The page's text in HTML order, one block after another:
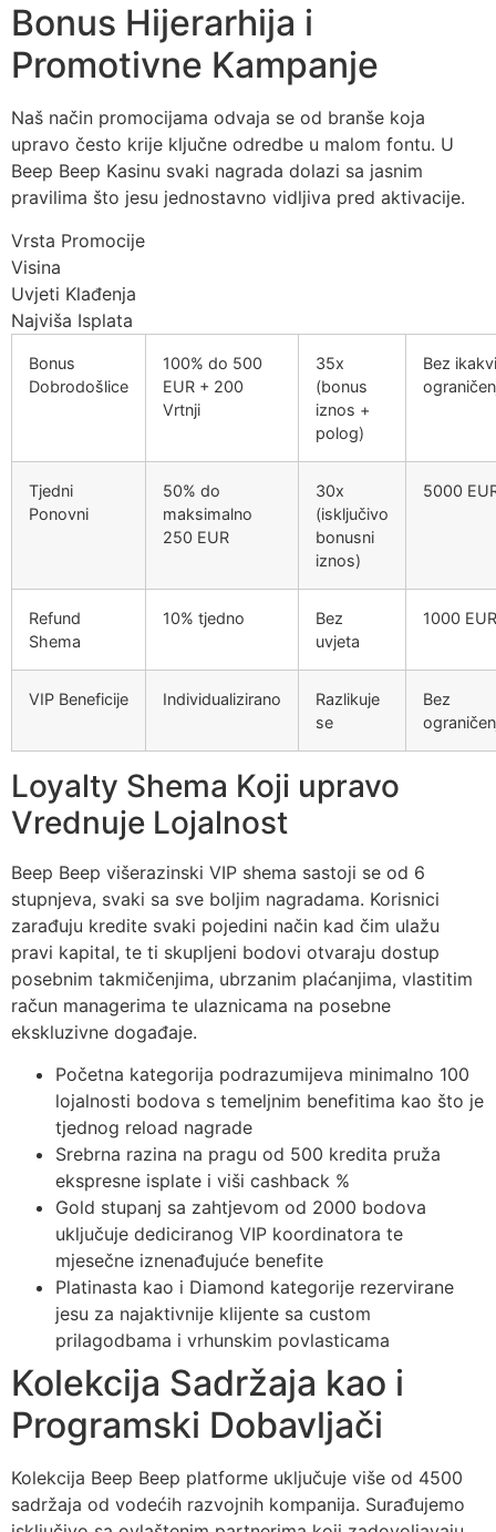
Bonus Hijerarhija i
Promotivne Kampanje
Naš način promocijama odvaja se od branše koja
upravo često krije ključne odredbe u malom fontu. U
Beep Beep Kasinu svaki nagrada dolazi sa jasnim
pravilima što jesu jednostavno vidljiva pred aktivacije.
Vrsta Promocije
Visina
Uvjeti Klađenja
Najviša Isplata
Bonus
Dobrodošlice
100% do 500
EUR + 200
Vrtnji
35x
(bonus
iznos +
polog)
Bez
Tjedni
Ponovni
50% do
maksimalno
250 EUR
30x
(isključivo
bonusni
iznos)
5000
Refund
Shema
10% tjedno
Bez
uvjeta
1000 EUR
VIP Beneficije Individualizirano
Razlikuje
se
Bez
Loyalty Shema Koji upravo
Vrednuje Lojalnost
Beep Beep višerazinski VIP shema sastoji se od 6
stupnjeva, svaki sa sve boljim nagradama. Korisnici
zarađuju kredite svaki pojedini način kad čim ulažu
pravi kapital, te ti skupljeni bodovi otvaraju dostup
posebnim takmičenjima, ubrzanim plaćanjima, vlastitim
račun managerima te ulaznicama na posebne
ekskluzivne događaje.
Početna kategorija podrazumijeva minimalno 100
lojalnosti bodova s temeljnim benefitima kao što je
tjednog reload nagrade
Srebrna razina na pragu od 500 kredita pruža
ekspresne isplate i viši cashback %
Gold stupanj sa zahtjevom od 2000 bodova
uključuje dediciranog VIP koordinatora te
mjesečne iznenađujuće benefite
Platinasta kao i Diamond kategorije rezervirane
jesu za najaktivnije klijente sa custom
prilagodbama i vrhunskim povlasticama
Kolekcija Sadržaja kao i
Programski Dobavlјači
Kolekcija Beep Beep platforme uključuje više od 4500
sadržaja od vodećih razvojnih kompanija. Surađujemo